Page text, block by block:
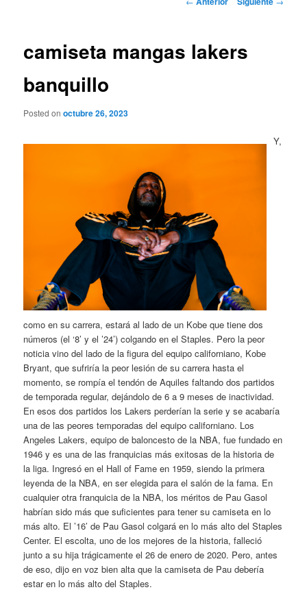
camiseta mangas lakers
banquillo
Posted onoctubre 26, 2023
Y,
como en su carrera, estará al lado de un Kobe que tiene dos
números (el ‘8’ y el ’24’) colgando en el Staples. Pero la peor
noticia vino del lado de la figura del equipo californiano, Kobe
Bryant, que sufriría la peor lesión de su carrera hasta el
momento, se rompía el tendón de Aquiles faltando dos partidos
de temporada regular, dejándolo de 6 a 9 meses de inactividad.
En esos dos partidos los Lakers perderían la serie y se acabaría
una de las peores temporadas del equipo californiano. Los
Angeles Lakers, equipo de baloncesto de la NBA, fue fundado en
1946 y es una de las franquicias más exitosas de la historia de
la liga. Ingresó en el Hall of Fame en 1959, siendo la primera
leyenda de la NBA, en ser elegida para el salón de la fama. En
cualquier otra franquicia de la NBA, los méritos de Pau Gasol
habrían sido más que suficientes para tener su camiseta en lo
más alto. El ’16’ de Pau Gasol colgará en lo más alto del Staples
Center. El escolta, uno de los mejores de la historia, falleció
junto a su hija trágicamente el 26 de enero de 2020. Pero, antes
de eso, dijo en voz bien alta que la camiseta de Pau debería
estar en lo más alto del Staples.